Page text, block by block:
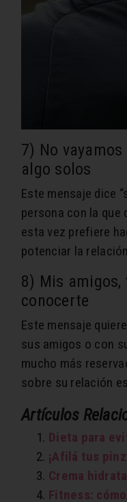
7) No
algo solos
Este mensaje dice
persona con la que
esta vez prefiere
potenciar la
8) Mis
conocerte
Este mensaje
sus amigos o con
mucho más
sobre su relación
Artículos
Dieta para
¡Afilá tus
Crema
Fitness: